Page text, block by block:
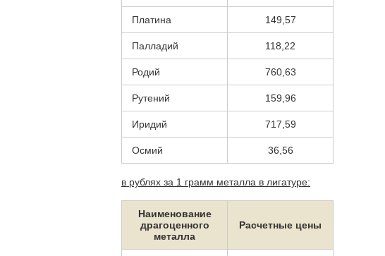
Платина 149,57
Палладий 118,22
Родий 760,63
Рутений 159,96
Иридий 717,59
Осмий 36,56
в рублях за 1 грамм металла в лигатуре:
Наименование
драгоценного
металла
Расчетные цены